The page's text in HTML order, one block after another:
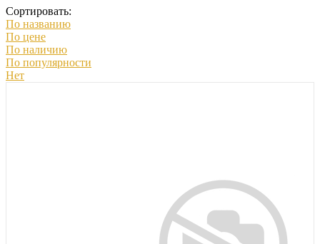
Сортировать:
По названию
По цене
По наличию
По популярности
Нет